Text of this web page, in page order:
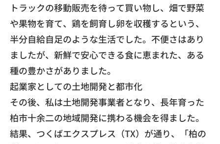
​トラックの移動販売を待って買い物し、畑で野菜
や果物を育て、鶏を飼育し卵を収穫するという、
半分自給自足のような生活でした。不便さはあり
ましたが、新鮮で安心できる食に恵まれた、ある
種の豊かさがありました。
​起業家としての土地開発と都市化
​その後、私は土地開発事業者となり、長年育った
柏市十余二の地域開発に携わる機会を得ました。
​結果、つくばエクスプレス（TX）が通り、「柏の